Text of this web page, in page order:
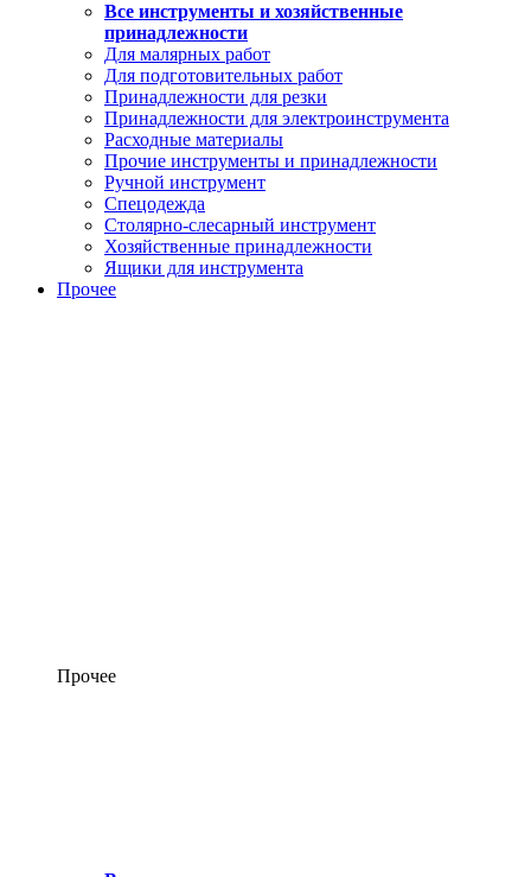
Все инструменты и хозяйственные
принадлежности
Для малярных работ
Для подготовительных работ
Принадлежности для резки
Принадлежности для электроинструмента
Расходные материалы
Прочие инструменты и принадлежности
Ручной инструмент
Спецодежда
Столярно-слесарный инструмент
Хозяйственные принадлежности
Ящики для инструмента
Прочее
Прочее